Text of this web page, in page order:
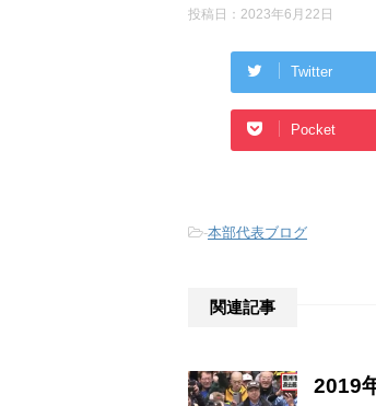
投稿日： 2023年6月22日
Twitter
Pocket
-本部代表ブログ
関連記事
2019